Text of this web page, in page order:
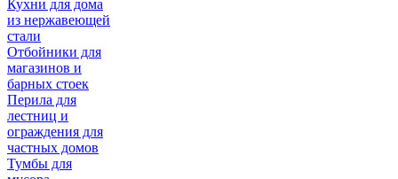
Кухни для дома
из нержавеющей
стали
Отбойники для
магазинов и
барных стоек
Перила для
лестниц и
ограждения для
частных домов
Тумбы для